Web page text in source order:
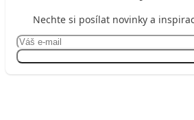
Nechte si posílat novinky a